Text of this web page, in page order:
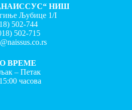
НИШ
Љубице 1/I
502-744
502-715
ВРЕМЕ
– Петак
часова